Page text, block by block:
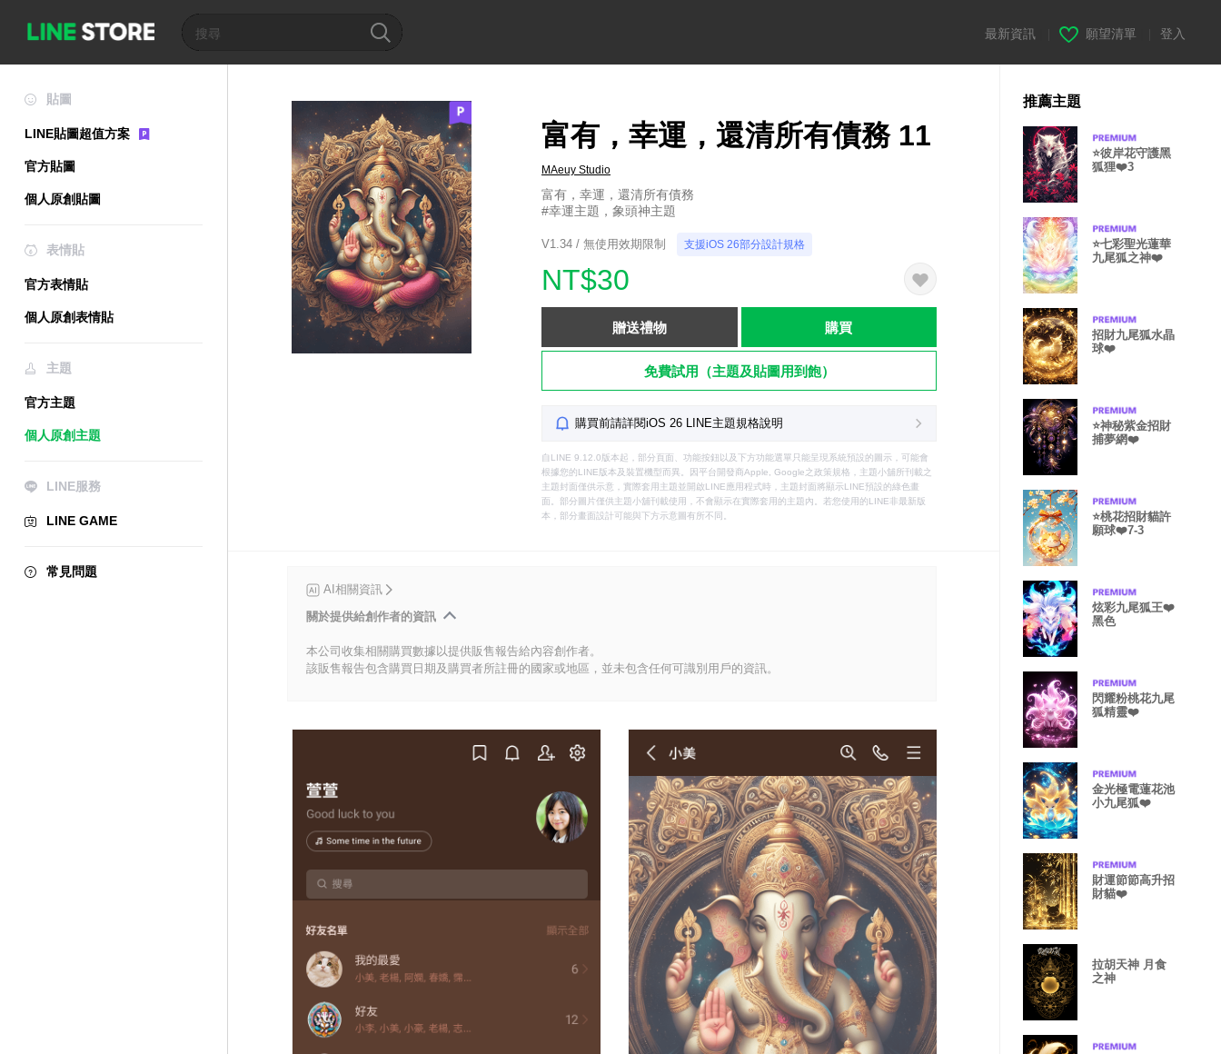
最新資訊 願望清單 登入
貼圖
LINE貼圖超值方案
官方貼圖
個人原創貼圖
表情貼
官方表情貼
個人原創表情貼
主題
官方主題
個人原創主題
LINE服務
LINE GAME
常見問題
富有，幸運，還清所有債務 11
MAeuy Studio
富有，幸運，還清所有債務
#幸運主題，象頭神主題
V1.34 / 無使用效期限制 支援iOS 26部分設計規格
NT$30
贈送禮物 購買
免費試用（主題及貼圖用到飽）
購買前請詳閱iOS 26 LINE主題規格說明
自LINE 9.12.0版本起，部分頁面、功能按鈕以及下方功能選單只能呈現系統預設的圖示，可能會
根據您的LINE版本及裝置機型而異。因平台開發商Apple, Google之政策規格，主題小舖所刊載之
主題封面僅供示意，實際套用主題並開啟LINE應用程式時，主題封面將顯示LINE預設的綠色畫
面。部分圖片僅供主題小舖刊載使用，不會顯示在實際套用的主題內。若您使用的LINE非最新版
本，部分畫面設計可能與下方示意圖有所不同。
AI相關資訊
關於提供給創作者的資訊
本公司收集相關購買數據以提供販售報告給內容創作者。
該販售報告包含購買日期及購買者所註冊的國家或地區，並未包含任何可識別用戶的資訊。
推薦主題
⭐️彼岸花守護黑
狐狸❤️3
⭐七彩聖光蓮華
九尾狐之神❤️
招財九尾狐水晶
球❤️
⭐神秘紫金招財
捕夢網❤️
⭐️桃花招財貓許
願球❤️7-3
炫彩九尾狐王❤️
黑色
閃耀粉桃花九尾
狐精靈❤️
金光極電蓮花池
小九尾狐❤️
財運節節高升招
財貓❤️
拉胡天神 月食
之神